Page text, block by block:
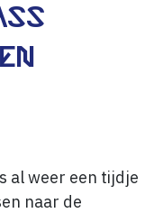
al weer een tijdje
naar de